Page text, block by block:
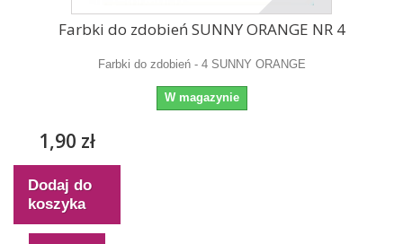
Farbki do zdobień SUNNY ORANGE NR 4
Farbki do zdobień - 4 SUNNY ORANGE
W magazynie
1,90 zł
Dodaj do
koszyka